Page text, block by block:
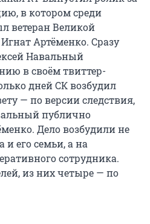
в котором среди
ветеран Великой
Артёменко. Сразу
Навальный
в своём твиттер-
дней СК возбудил
— по версии следствия,
публично
Дело возбудили не
и его семьи, а на
сотрудника.
из них четыре — по